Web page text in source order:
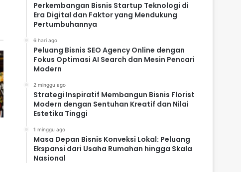
Perkembangan Bisnis Startup Teknologi di
Era Digital dan Faktor yang Mendukung
Pertumbuhannya
6 hari ago
Peluang Bisnis SEO Agency Online dengan
Fokus Optimasi AI Search dan Mesin Pencari
Modern
2 minggu ago
Strategi Inspiratif Membangun Bisnis Florist
Modern dengan Sentuhan Kreatif dan Nilai
Estetika Tinggi
1 minggu ago
Masa Depan Bisnis Konveksi Lokal: Peluang
Ekspansi dari Usaha Rumahan hingga Skala
Nasional